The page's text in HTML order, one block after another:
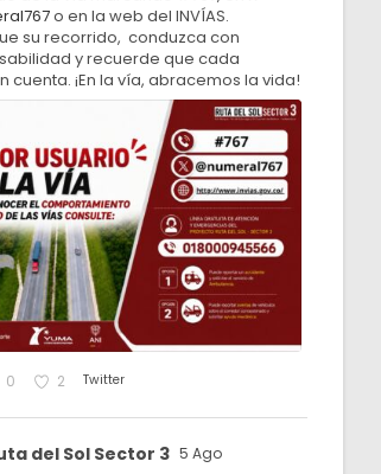
o en la web del INVÍAS.
su recorrido, conduzca con
y recuerde que cada
cuenta. ¡En la vía, abracemos la vida!
0 2 Twitter
del Sol Sector 3 5 Ago